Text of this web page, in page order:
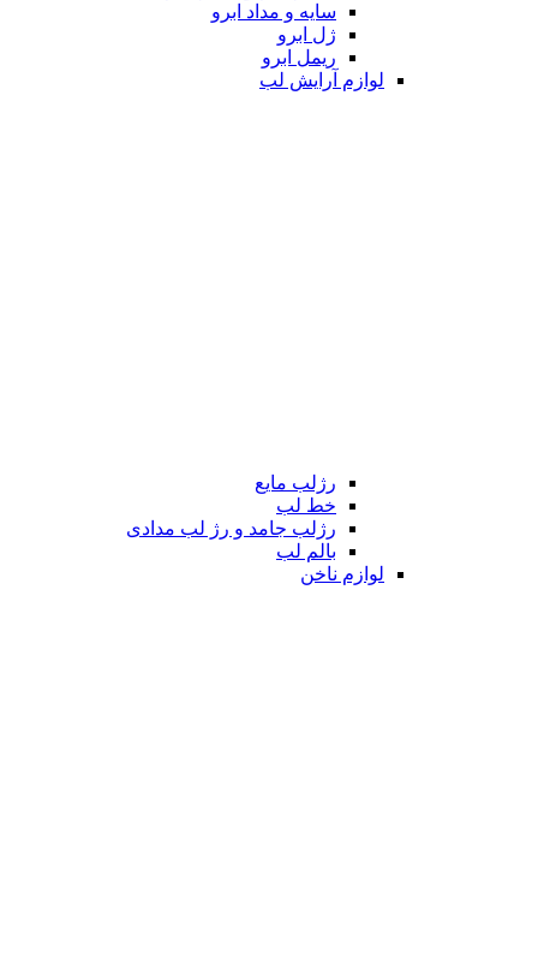
سایه و مداد ابرو
ژل ابرو
ریمل ابرو
لوازم آرایش لب
رژلب مایع
خط لب
رژلب جامد و رژ لب مدادی
بالم لب
لوازم ناخن